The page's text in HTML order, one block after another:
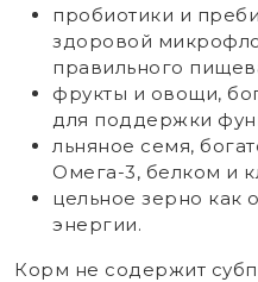
пробиотики и
здоровой
правильного
фрукты и овощи,
для поддержки
льняное семя,
Омега-3, белком и
цельное зерно как
энергии.
Корм не содержит